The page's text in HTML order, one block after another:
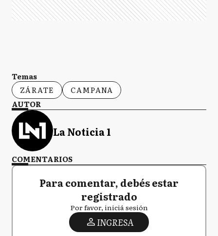
Temas
ZÁRATE
CAMPANA
AUTOR
La Noticia 1
COMENTARIOS
Para comentar, debés estar
registrado
Por favor, iniciá sesión
INGRESA